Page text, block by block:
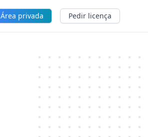
Área privada Pedir licença